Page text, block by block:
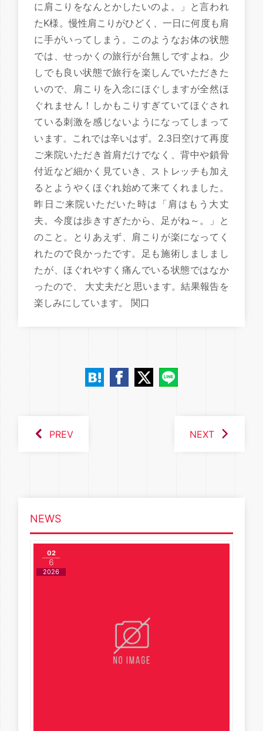
に肩こりをなんとかしたいのよ。」と言われ
たK様。慢性肩こりがひどく、一日に何度も肩
に手がいってしまう。このようなお体の状態
では、せっかくの旅行が台無しですよね。少
しでも良い状態で旅行を楽しんでいただきた
いので、肩こりを入念にほぐしますが全然ほ
ぐれません！しかもこりすぎていてほぐされ
ている刺激を感じないようになってしまって
います。これでは辛いはず。2.3日空けて再度
ご来院いただき首肩だけでなく、背中や鎖骨
付近など細かく見ていき、ストレッチも加え
るとようやくほぐれ始めて来てくれました。
昨日ご来院いただいた時は「肩はもう大丈
夫。今度は歩きすぎたから、足がね～。」と
のこと。とりあえず、肩こりが楽になってく
れたので良かったです。足も施術しましまし
たが、ほぐれやすく痛んでいる状態ではなか
ったので、 大丈夫だと思います。結果報告を
楽しみにしています。 関口
PREV NEXT
NEWS
02
6
2026